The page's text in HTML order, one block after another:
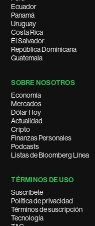
Ecuador
Panamá
Uruguay
Costa Rica
El Salvador
República Dominicana
Guatemala
SOBRE NOSOTROS
Economía
Mercados
Dólar Hoy
Actualidad
Cripto
Finanzas Personales
Podcasts
Listas de Bloomberg Línea
TÉRMINOS DE USO
Suscríbete
Política de privacidad
Términos de suscripción
Tecnología